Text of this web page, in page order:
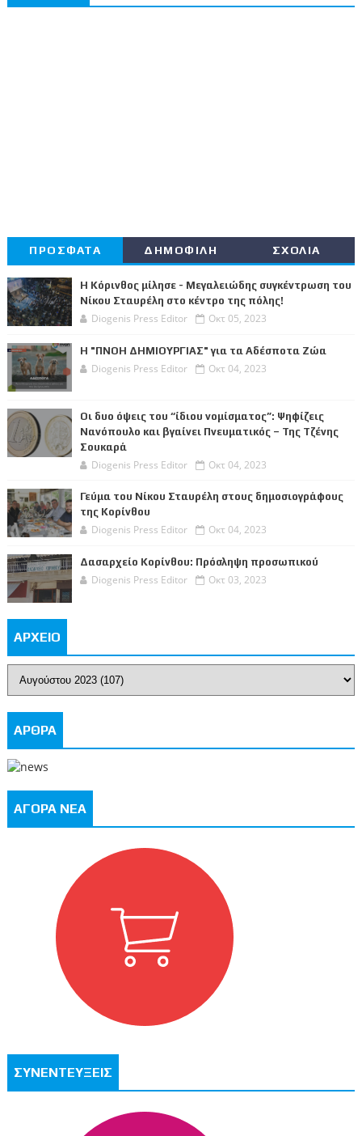
ΠΡΟΣΦΑΤΑ ΔΗΜΟΦΙΛΗ ΣΧΟΛΙΑ
Η Κόρινθος μίλησε - Μεγαλειώδης συγκέντρωση του
Νίκου Σταυρέλη στο κέντρο της πόλης!
Diogenis Press Editor Οκτ 05, 2023
Η "ΠΝΟΗ ΔΗΜΙΟΥΡΓΙΑΣ" για τα Αδέσποτα Ζώα
Diogenis Press Editor Οκτ 04, 2023
Οι δυο όψεις του “ίδιου νομίσματος”: Ψηφίζεις
Νανόπουλο και βγαίνει Πνευματικός – Της Τζένης
Σουκαρά
Diogenis Press Editor Οκτ 04, 2023
Γεύμα του Νίκου Σταυρέλη στους δημοσιογράφους
της Κορίνθου
Diogenis Press Editor Οκτ 04, 2023
Δασαρχείο Κορίνθου: Πρόσληψη προσωπικού
Diogenis Press Editor Οκτ 03, 2023
ΑΡΧΕΙΟ
ΑΡΘΡΑ
ΑΓΟΡΑ ΝΕΑ
ΣΥΝΕΝΤΕΥΞΕΙΣ